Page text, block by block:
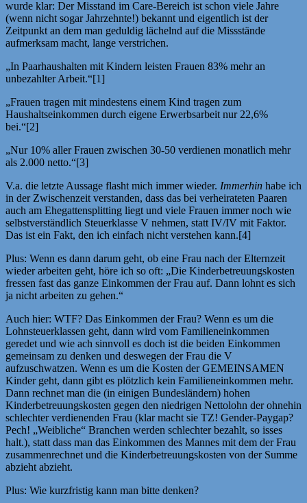
wurde klar: Der Misstand im Care-Bereich ist schon viele Jahre
(wenn nicht sogar Jahrzehnte!) bekannt und eigentlich ist der
Zeitpunkt an dem man geduldig lächelnd auf die Missstände
aufmerksam macht, lange verstrichen.
„In Paarhaushalten mit Kindern leisten Frauen 83% mehr an
unbezahlter Arbeit.“[1]
„Frauen tragen mit mindestens einem Kind tragen zum
Haushaltseinkommen durch eigene Erwerbsarbeit nur 22,6%
bei.“[2]
„Nur 10% aller Frauen zwischen 30-50 verdienen monatlich mehr
als 2.000 netto.“[3]
V.a. die letzte Aussage flasht mich immer wieder. Immerhin habe ich
in der Zwischenzeit verstanden, dass das bei verheirateten Paaren
auch am Ehegattensplitting liegt und viele Frauen immer noch wie
selbstverständlich Steuerklasse V nehmen, statt IV/IV mit Faktor.
Das ist ein Fakt, den ich einfach nicht verstehen kann.[4]
Plus: Wenn es dann darum geht, ob eine Frau nach der Elternzeit
wieder arbeiten geht, höre ich so oft: „Die Kinderbetreuungskosten
fressen fast das ganze Einkommen der Frau auf. Dann lohnt es sich
ja nicht arbeiten zu gehen.“
Auch hier: WTF? Das Einkommen der Frau? Wenn es um die
Lohnsteuerklassen geht, dann wird vom Familieneinkommen
geredet und wie ach sinnvoll es doch ist die beiden Einkommen
gemeinsam zu denken und deswegen der Frau die V
aufzuschwatzen. Wenn es um die Kosten der GEMEINSAMEN
Kinder geht, dann gibt es plötzlich kein Familieneinkommen mehr.
Dann rechnet man die (in einigen Bundesländern) hohen
Kinderbetreuungskosten gegen den niedrigen Nettolohn der ohnehin
schlechter verdienenden Frau (klar macht sie TZ! Gender-Paygap?
Pech! „Weibliche“ Branchen werden schlechter bezahlt, so isses
halt.), statt dass man das Einkommen des Mannes mit dem der Frau
zusammenrechnet und die Kinderbetreuungskosten von der Summe
abzieht abzieht.
Plus: Wie kurzfristig kann man bitte denken?